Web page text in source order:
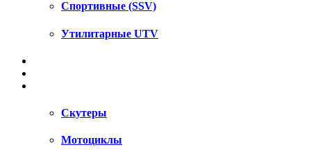
Спортивные (SSV)
Утилитарные UTV
Скутеры
Мотоциклы